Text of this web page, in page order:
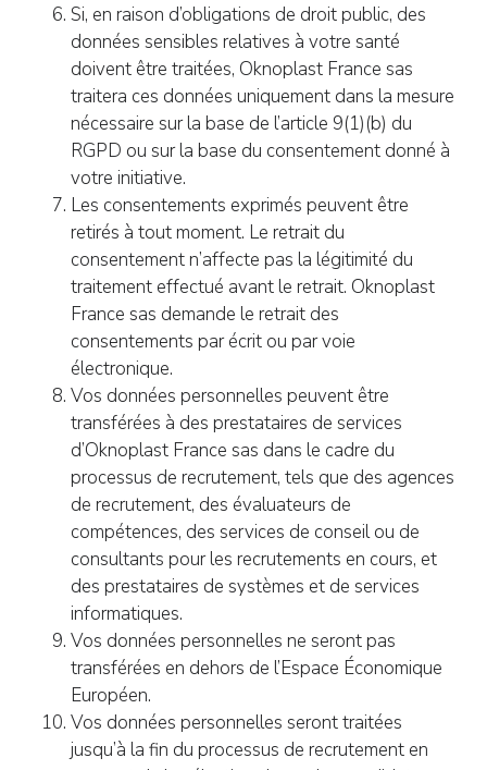
Si, en raison d’obligations de droit public, des
données sensibles relatives à votre santé
doivent être traitées, Oknoplast France sas
traitera ces données uniquement dans la mesure
nécessaire sur la base de l’article 9(1)(b) du
RGPD ou sur la base du consentement donné à
votre initiative.
Les consentements exprimés peuvent être
retirés à tout moment. Le retrait du
consentement n’affecte pas la légitimité du
traitement effectué avant le retrait. Oknoplast
France sas demande le retrait des
consentements par écrit ou par voie
électronique.
Vos données personnelles peuvent être
transférées à des prestataires de services
d’Oknoplast France sas dans le cadre du
processus de recrutement, tels que des agences
de recrutement, des évaluateurs de
compétences, des services de conseil ou de
consultants pour les recrutements en cours, et
des prestataires de systèmes et de services
informatiques.
Vos données personnelles ne seront pas
transférées en dehors de l’Espace Économique
Européen.
Vos données personnelles seront traitées
jusqu’à la fin du processus de recrutement en